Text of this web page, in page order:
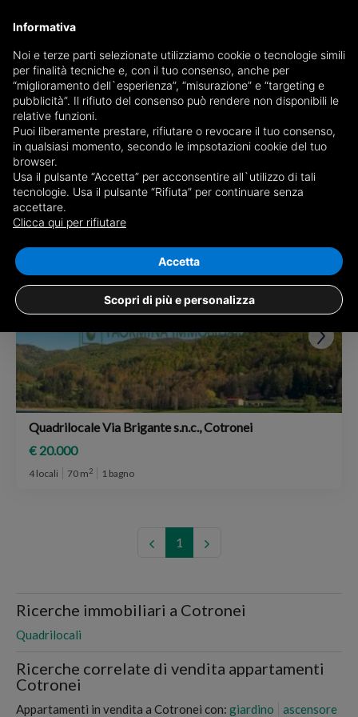
Ricevi copia del giornale via mail
Scegli giornale
1 risultato per
Cotronei
Quadrilocale Via Brigante s.n.c., Cotronei
€ 20.000
4 locali 70 m2 1 bagno
1
Ricerche immobiliari a Cotronei
Quadrilocali
Ricerche correlate di vendita appartamenti
Cotronei
Appartamenti in vendita a Cotronei con: giardino ascensore
Informativa
Noi e terze parti selezionate utilizziamo cookie o tecnologie simili
per finalità tecniche e, con il tuo consenso, anche per
“miglioramento dell`esperienza”, “misurazione” e “targeting e
pubblicità”. Il rifiuto del consenso può rendere non disponibili le
relative funzioni.
Puoi liberamente prestare, rifiutare o revocare il tuo consenso,
in qualsiasi momento, secondo le impsotazioni cookie del tuo
browser.
Usa il pulsante “Accetta” per acconsentire all`utilizzo di tali
tecnologie. Usa il pulsante “Rifiuta” per continuare senza
accettare.
Clicca qui per rifiutare
Scopri di più e personalizza
Accetta